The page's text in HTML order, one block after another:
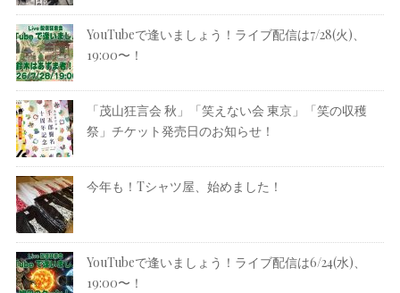
YouTubeで逢いましょう！ライブ配信は7/28(火)、
19:00〜！
「茂山狂言会 秋」「笑えない会 東京」「笑の収穫
祭」チケット発売日のお知らせ！
今年も！Tシャツ屋、始めました！
YouTubeで逢いましょう！ライブ配信は6/24(水)、
19:00〜！